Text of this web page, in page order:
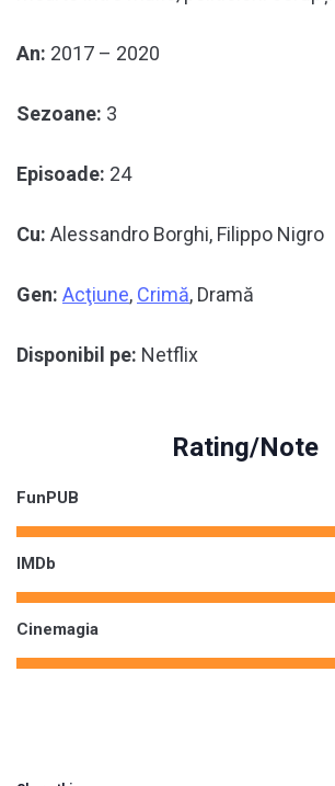
An: 2017 – 2020
Sezoane: 3
Episoade: 24
Cu: Alessandro Borghi, Filippo Nigro
Gen: Acţiune, Crimă, Dramă
Disponibil pe: Netflix
Rating/Note
FunPUB
IMDb
Cinemagia